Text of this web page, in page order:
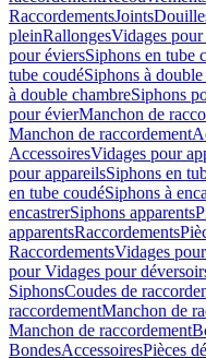
RaccordementsJoints
pleinRallongesVidages pour
pour éviersSiphons en tube
tube coudéSiphons à
à double chambreSiphons
pour évierManchon de
Manchon de raccordement
AccessoiresVidages pour
pour appareilsSiphons en
en tube coudéSiphons à
encastrerSiphons apparents
apparentsRaccordements
RaccordementsVidages
pour Vidages pour
SiphonsCoudes de
raccordementManchon de
Manchon de raccordement
BondesAccessoiresPièces